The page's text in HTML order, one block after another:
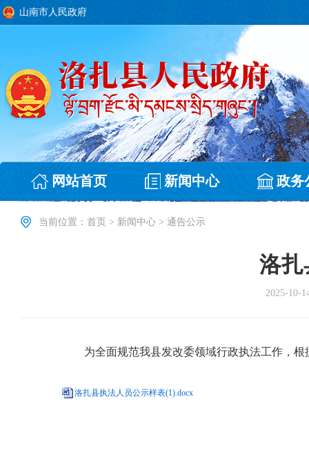
山南市人民政府
网站首页 新闻中心 政务
当前位置： 首页 > 新闻中心 > 通告公示
洛扎
2025-10-
为全面规范我县发改委领域行政执法工作，根
洛扎县执法人员公示样表(1).docx